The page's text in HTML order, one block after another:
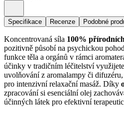
Specifikace Recenze Podobné
Koncentrovaná síla 100%
pozitivně působí na psychickou
funkce těla a orgánů v rámci
účinky v tradičním léčitelství
uvolňování z aromalampy či
pro intenzivní relaxační masáž. Díky
zpracování si esenciální olej
účinných látek pro efektivní